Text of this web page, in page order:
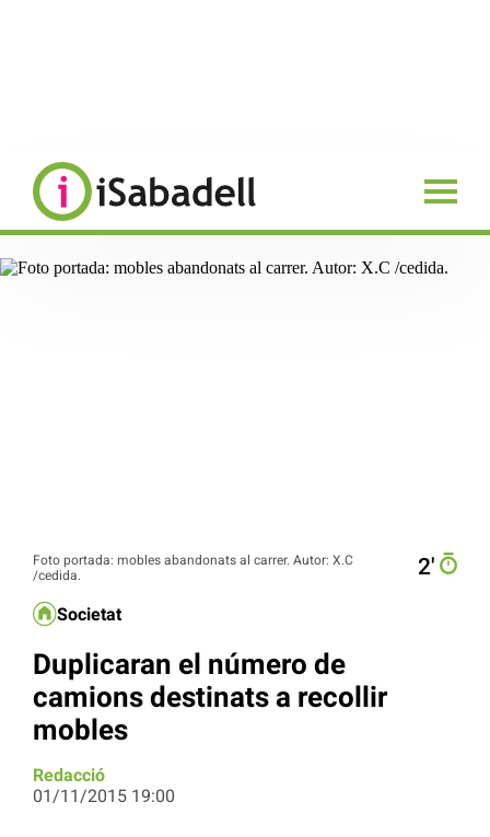
Foto portada: mobles abandonats al carrer. Autor: X.C
/cedida.
2′
Societat
Duplicaran el número de
camions destinats a recollir
mobles
Redacció
01/11/2015 19:00